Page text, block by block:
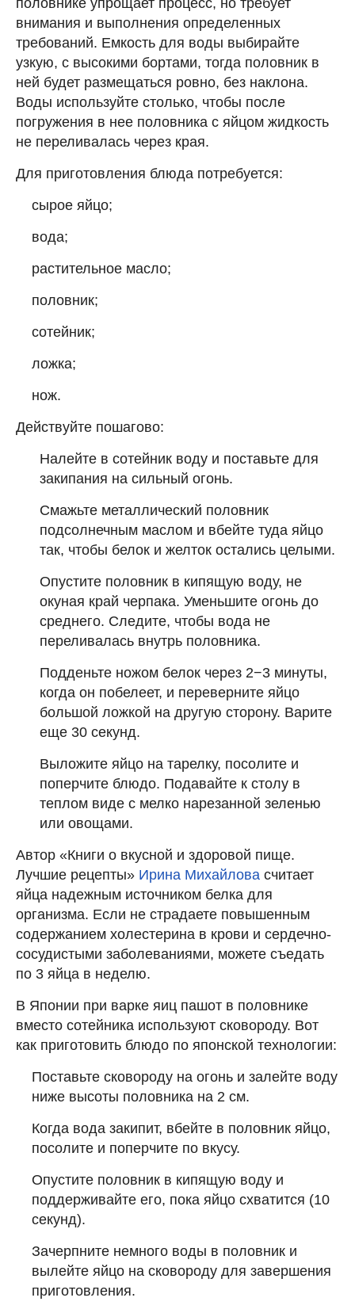
внимания и выполнения определенных
требований. Емкость для воды выбирайте
узкую, с высокими бортами, тогда половник в
ней будет размещаться ровно, без наклона.
Воды используйте столько, чтобы после
погружения в нее половника с яйцом жидкость
не переливалась через края.
Для приготовления блюда потребуется:
сырое яйцо;
вода;
растительное масло;
половник;
сотейник;
ложка;
нож.
Действуйте пошагово:
Налейте в сотейник воду и поставьте для
закипания на сильный огонь.
Смажьте металлический половник
подсолнечным маслом и вбейте туда яйцо
так, чтобы белок и желток остались целыми.
Опустите половник в кипящую воду, не
окуная край черпака. Уменьшите огонь до
среднего. Следите, чтобы вода не
переливалась внутрь половника.
Подденьте ножом белок через 2−3 минуты,
когда он побелеет, и переверните яйцо
большой ложкой на другую сторону. Варите
еще 30 секунд.
Выложите яйцо на тарелку, посолите и
поперчите блюдо. Подавайте к столу в
теплом виде с мелко нарезанной зеленью
или овощами.
Автор «Книги о вкусной и здоровой пище.
Лучшие рецепты» Ирина Михайлова считает
яйца надежным источником белка для
организма. Если не страдаете повышенным
содержанием холестерина в крови и сердечно-
сосудистыми заболеваниями, можете съедать
по 3 яйца в неделю.
В Японии при варке яиц пашот в половнике
вместо сотейника используют сковороду. Вот
как приготовить блюдо по японской технологии:
Поставьте сковороду на огонь и залейте воду
ниже высоты половника на 2 см.
Когда вода закипит, вбейте в половник яйцо,
посолите и поперчите по вкусу.
Опустите половник в кипящую воду и
поддерживайте его, пока яйцо схватится (10
секунд).
Зачерпните немного воды в половник и
вылейте яйцо на сковороду для завершения
приготовления.